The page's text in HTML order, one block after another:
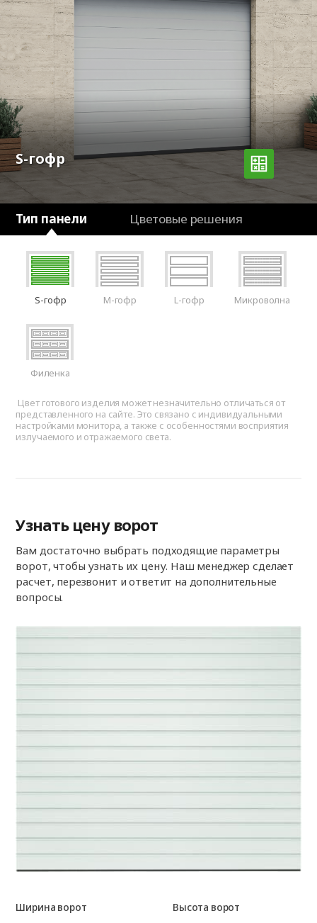
S-гофр
Тип панели Цветовые решения
S-гофр M-гофр L-гофр Микроволна
Филенка
Цвет готового изделия может незначительно отличаться от
представленного на сайте. Это связано с индивидуальными
настройками монитора, а также с особенностями восприятия
излучаемого и отражаемого света.
Узнать цену ворот
Вам достаточно выбрать подходящие параметры
ворот, чтобы узнать их цену. Наш менеджер сделает
расчет, перезвонит и ответит на дополнительные
вопросы.
Ширина ворот Высота ворот